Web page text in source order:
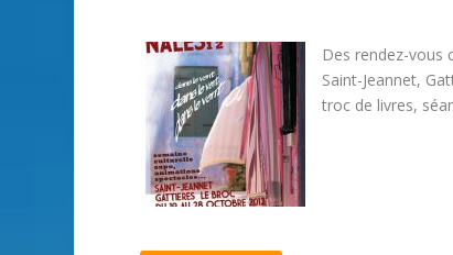
Des rendez-vous
Saint-Jeannet,
troc de livres,